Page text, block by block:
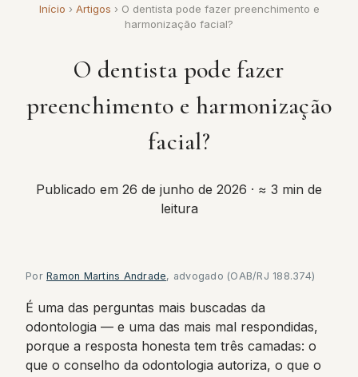
Início › Artigos › O dentista pode fazer preenchimento e
harmonização facial?
O dentista pode fazer
preenchimento e harmonização
facial?
Publicado em 26 de junho de 2026 · ≈ 3 min de
leitura
Por Ramon Martins Andrade, advogado (OAB/RJ 188.374)
É uma das perguntas mais buscadas da
odontologia — e uma das mais mal respondidas,
porque a resposta honesta tem três camadas: o
que o conselho da odontologia autoriza, o que o